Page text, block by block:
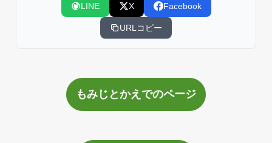
LINE X Facebook
URLコピー
もみじとかえでのページ